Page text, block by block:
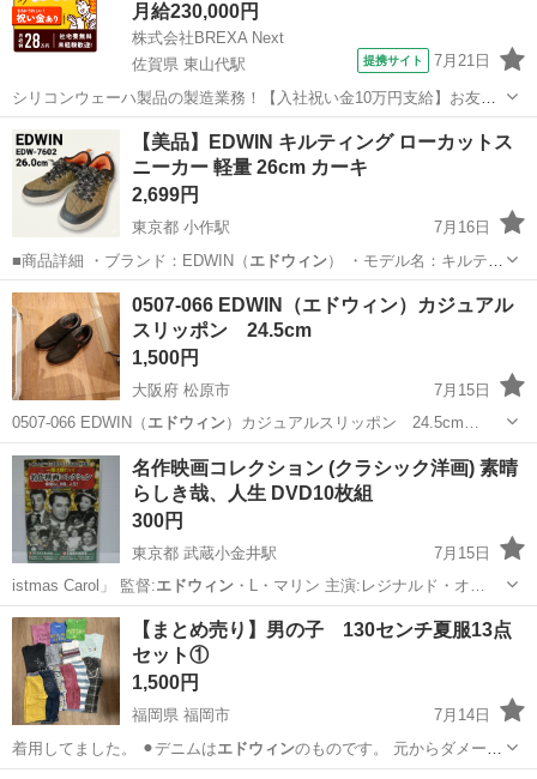
月給230,000円
株式会社BREXA Next
佐賀県 東山代駅
提携サイト 7月21日
シリコンウェーハ製品の製造業務！【入社祝い金10万円支給】お友達
やカップルとの応募OK◎年間休日129日＆休出なしでプライベート充
実♪業務はクリーンルームで快適作業◎自社正社員登用制度あり★1食
300円～の格安食堂あり！《佐...
佐賀 伊万里市 東山代駅 その他
【美品】EDWIN キルティング ローカットス
ニーカー 軽量 26cm カーキ
2,699円
東京都 小作駅
7月16日
■商品詳細 ・ブランド：EDWIN（ エドウィン） ・モデル名：キルティ
ング ローカ…
東京 羽村市
0507-066 EDWIN（エドウィン）カジュアル
スリッポン 24.5cm
1,500円
大阪府 松原市
7月15日
0507-066 EDWIN（ エドウィン）カジュアルスリッポン 24.5cm…
大阪 松原市 服/ファッション エドウィン
名作映画コレクション (クラシック洋画) 素晴
らしき哉、人生 DVD10枚組
300円
東京都 武蔵小金井駅
7月15日
istmas Carol」 監督:エドウィン・L・マリン 主演:レジナルド・オ…
東京 小金井市 武蔵小金井駅 DVD/ブルーレイ
【まとめ売り】男の子 130センチ夏服13点
セット①
1,500円
福岡県 福岡市
7月14日
着用してました。 ⚫︎デニムはエドウィンのものです。 元からダメージ
デザイ…